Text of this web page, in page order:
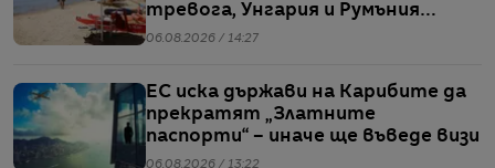
тревога, Унгария и Румъния
пестят електричество
06.08.2026 / 14:27
ЕС иска държави на Карибите да
прекратят „Златните
паспорти“ – иначе ще въведе визи
06.08.2026 / 13:22